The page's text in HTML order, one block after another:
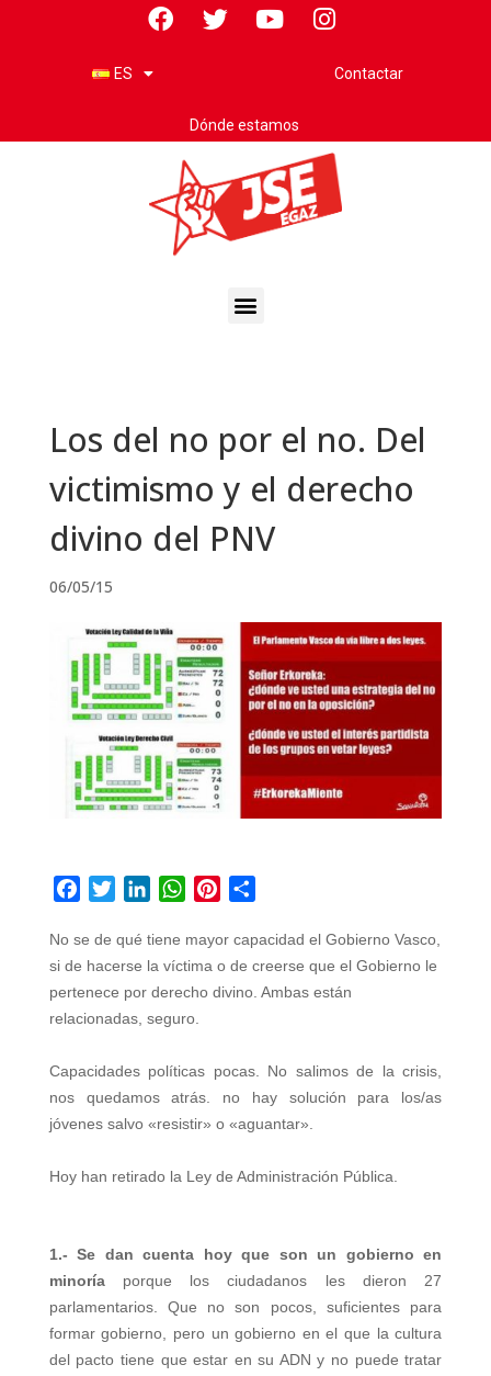
ES Contactar
Dónde estamos
Los del no por el no. Del
victimismo y el derecho
divino del PNV
06/05/15
c
e
b
o
k
i
t
t
e
n
k
e
d
n
W
a
t
s
A
p
n
t
e
s
t
m
p
a
i
r
No se de qué tiene mayor capacidad el Gobierno Vasco,
si de hacerse la víctima o de creerse que el Gobierno le
pertenece por derecho divino. Ambas están
relacionadas, seguro.
Capacidades políticas pocas. No salimos de la crisis,
nos quedamos atrás. no hay solución para los/as
jóvenes salvo «resistir» o «aguantar».
Hoy han retirado la Ley de Administración Pública
1.- Se dan cuenta hoy que son un gobierno en
minoría porque los ciudadanos les dieron 27
parlamentarios. Que no son pocos, suficientes para
formar gobierno, pero un gobierno en el que la cultura
del pacto tiene que estar en su ADN y no puede tratar